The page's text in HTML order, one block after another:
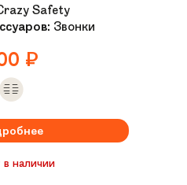
Safety
Звонки
₽
в наличии